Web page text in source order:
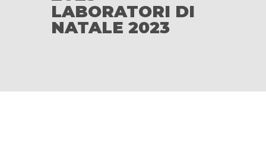
LABORATORI DI
NATALE 2023